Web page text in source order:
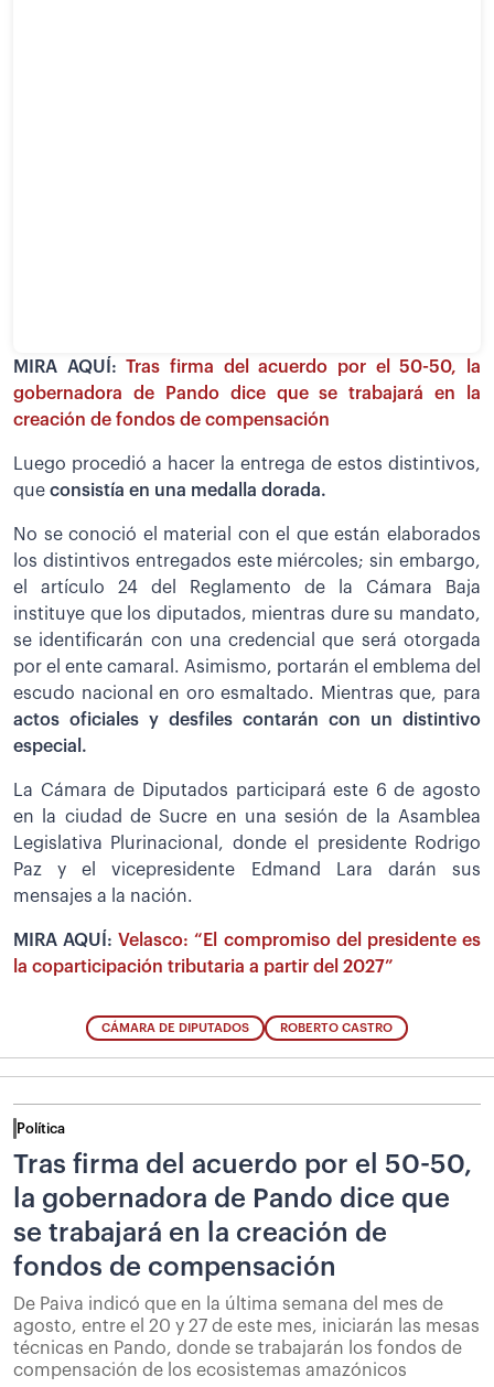
MIRA AQUÍ:Tras firma del acuerdo por el 50-50, la
gobernadora de Pando dice que se trabajará en la
creación de fondos de compensación
Luego procedió a hacer la entrega de estos distintivos,
que consistía en una medalla dorada.
No se conoció el material con el que están elaborados
los distintivos entregados este miércoles; sin embargo,
el artículo 24 del Reglamento de la Cámara Baja
instituye que los diputados, mientras dure su mandato,
se identificarán con una credencial que será otorgada
por el ente camaral. Asimismo, portarán el emblema del
escudo nacional en oro esmaltado. Mientras que, para
actos oficiales y desfiles contarán con un distintivo
especial.
La Cámara de Diputados participará este 6 de agosto
en la ciudad de Sucre en una sesión de la Asamblea
Legislativa Plurinacional, donde el presidente Rodrigo
Paz y el vicepresidente Edmand Lara darán sus
mensajes a la nación.
MIRA AQUÍ:Velasco: “El compromiso del presidente es
la coparticipación tributaria a partir del 2027”
CÁMARA DE DIPUTADOS ROBERTO CASTRO
Política
Tras firma del acuerdo por el 50-50,
la gobernadora de Pando dice que
se trabajará en la creación de
fondos de compensación
De Paiva indicó que en la última semana del mes de
agosto, entre el 20 y 27 de este mes, iniciarán las mesas
técnicas en Pando, donde se trabajarán los fondos de
compensación de los ecosistemas amazónicos